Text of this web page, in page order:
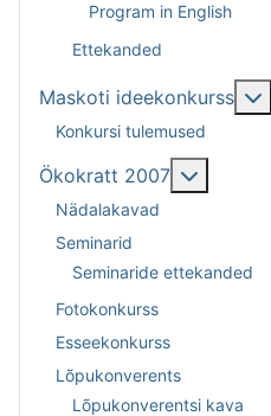
Program in English
Ettekanded
Maskoti ideekonkurss
Konkursi tulemused
Ökokratt 2007
Nädalakavad
Seminarid
Seminaride ettekanded
Fotokonkurss
Esseekonkurss
Lõpukonverents
Lõpukonverentsi kava